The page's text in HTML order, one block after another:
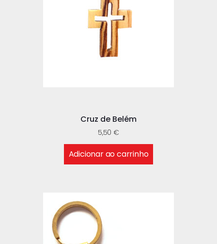
Cruz de Belém
5,50€
Adicionar ao carrinho